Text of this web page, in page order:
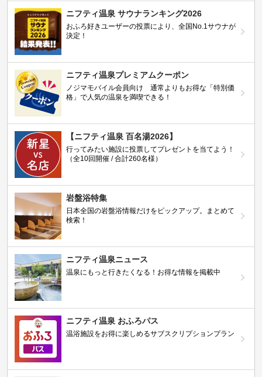
ニフティ温泉 サウナランキング2026
おふろ好きユーザーの投票により、全国No.1サウナが
決定！
ニフティ温泉プレミアムクーポン
ノジマモバイル会員向け 通常よりもお得な「特別価
格」で人気の温泉を満喫できる！
【ニフティ温泉 百名湯2026】
行ってみたい施設に投票してプレゼントを当てよう！
（全10回開催 / 合計260名様）
岩盤浴特集
日本全国の岩盤浴情報だけをピックアップ。まとめて
検索！
ニフティ温泉ニュース
温泉にもっと行きたくなる！お得な情報を掲載中
ニフティ温泉 おふろパス
温浴施設をお得に楽しめるサブスクリプションプラン